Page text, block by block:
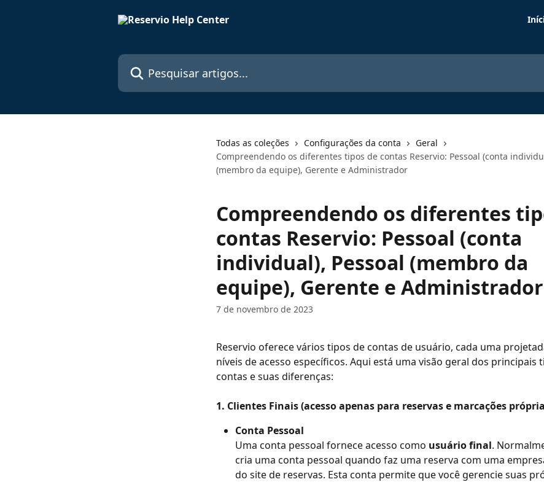
Pesquisar artigos...
Todas as coleções Configurações da conta
Geral
Compreendendo os diferentes tipos de contas Reservio: Pessoal (conta
(membro da equipe), Gerente e Administrador
Compreendendo os diferentes
contas Reservio: Pessoal (conta
individual), Pessoal (membro da
equipe), Gerente e Administrador
7 de novembro de 2023
Reservio oferece vários tipos de contas de usuário, cada uma
níveis de acesso específicos. Aqui está uma visão geral dos principais
contas e suas diferenças:
1. Clientes Finais (acesso apenas para reservas e marcações
Conta Pessoal
Uma conta pessoal fornece acesso como usuário final.
cria uma conta pessoal quando faz uma reserva com uma
do site de reservas. Esta conta permite que você gerencie suas